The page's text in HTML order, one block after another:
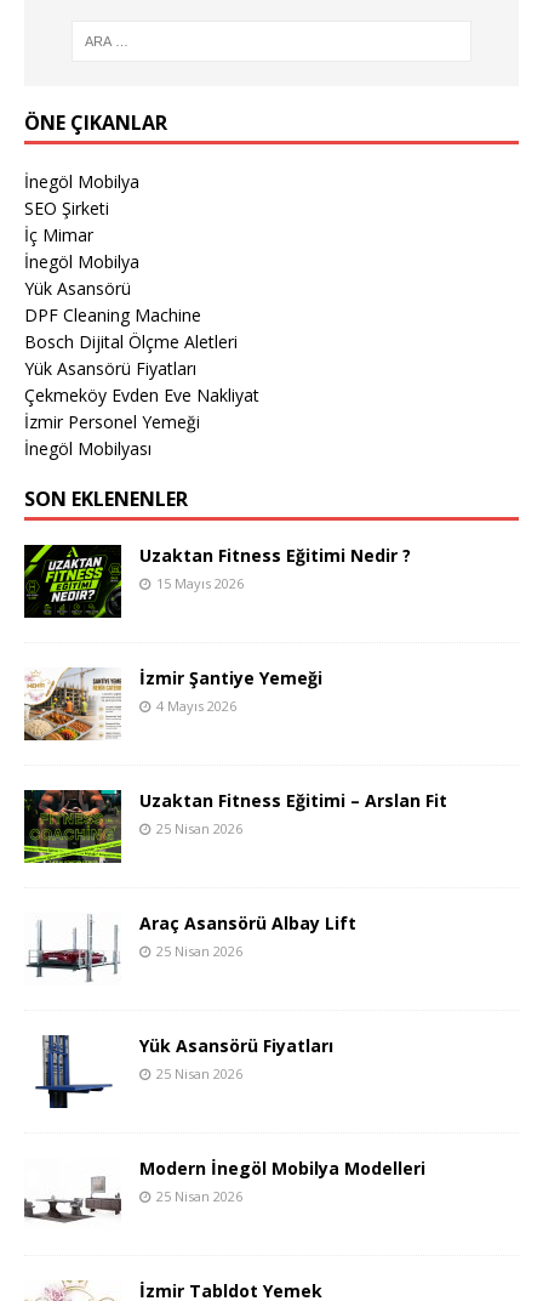
ÖNE ÇIKANLAR
İnegöl Mobilya
SEO Şirketi
İç Mimar
İnegöl Mobilya
Yük Asansörü
DPF Cleaning Machine
Bosch Dijital Ölçme Aletleri
Yük Asansörü Fiyatları
Çekmeköy Evden Eve Nakliyat
İzmir Personel Yemeği
İnegöl Mobilyası
SON EKLENENLER
Uzaktan Fitness Eğitimi Nedir ?
15 Mayıs 2026
İzmir Şantiye Yemeği
4 Mayıs 2026
Uzaktan Fitness Eğitimi – Arslan Fit
25 Nisan 2026
Araç Asansörü Albay Lift
25 Nisan 2026
Yük Asansörü Fiyatları
25 Nisan 2026
Modern İnegöl Mobilya Modelleri
25 Nisan 2026
İzmir Tabldot Yemek